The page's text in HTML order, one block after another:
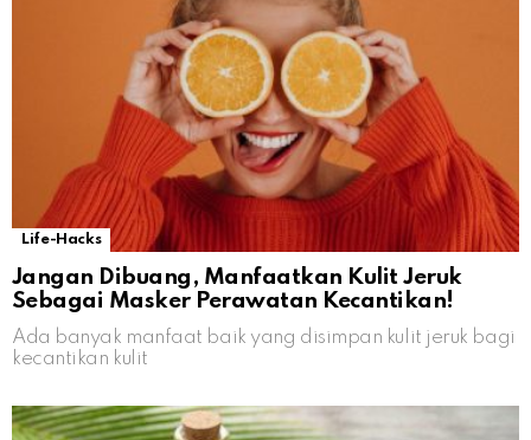
Life-Hacks
Jangan Dibuang, Manfaatkan Kulit Jeruk
Sebagai Masker Perawatan Kecantikan!
Ada banyak manfaat baik yang disimpan kulit jeruk bagi
kecantikan kulit